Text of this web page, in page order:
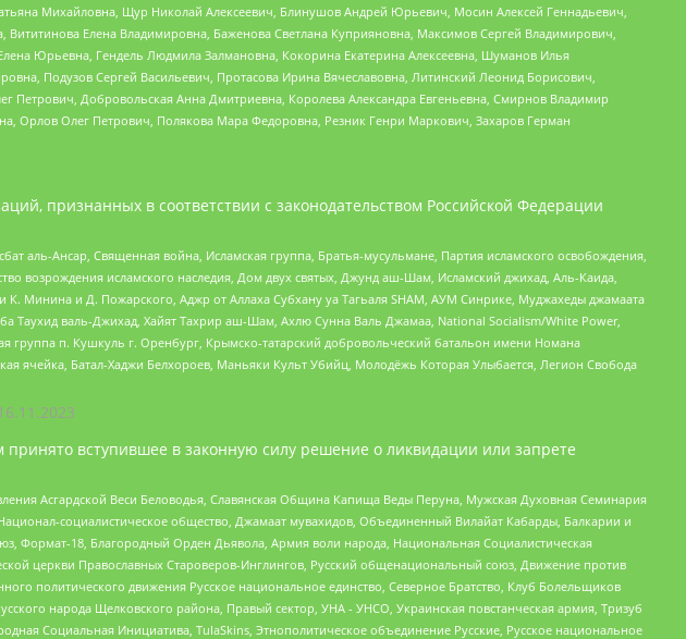
Михайловна, Щур Николай Алексеевич, Блинушов Андрей Юрьевич, Мосин Алексей Геннадьевич,
Елена Владимировна, Баженова Светлана Куприяновна, Максимов Сергей Владимирович,
Юрьевна, Гендель Людмила Залмановна, Кокорина Екатерина Алексеевна, Шуманов Илья
Подузов Сергей Васильевич, Протасова Ирина Вячеславовна, Литинский Леонид Борисович,
Добровольская Анна Дмитриевна, Королева Александра Евгеньевна, Смирнов Владимир
Орлов Олег Петрович, Полякова Мара Федоровна, Резник Генри Маркович, Захаров Герман
признанных в соответствии с законодательством Российской Федерации
аль-Ансар, Священная война, Исламская группа, Братья-мусульмане, Партия исламского освобождения,
возрождения исламского наследия, Дом двух святых, Джунд аш-Шам, Исламский джихад, Аль-Каида,
Минина и Д. Пожарского, Аджр от Аллаха Субхану уа Тагьаля SHAM, АУМ Синрике, Муджахеды джамаата
Таухид валь-Джихад, Хайят Тахрир аш-Шам, Ахлю Сунна Валь Джамаа, National Socialism/White Power,
группа п. Кушкуль г. Оренбург, Крымско-татарский добровольческий батальон имени Номана
ячейка, Батал-Хаджи Белхороев, Маньяки Культ Убийц, Молодёжь Которая Улыбается, Легион Свобода
вступившее в законную силу решение о ликвидации или запрете
Асгардской Веси Беловодья, Славянская Община Капища Веды Перуна, Мужская Духовная Семинария
социалистическое общество, Джамаат мувахидов, Объединенный Вилайат Кабарды, Балкарии и
Формат-18, Благородный Орден Дьявола, Армия воли народа, Национальная Социалистическая
церкви Православных Староверов-Инглингов, Русский общенациональный союз, Движение против
политического движения Русское национальное единство, Северное Братство, Клуб Болельщиков
народа Щелковского района, Правый сектор, УНА - УНСО, Украинская повстанческая армия, Тризуб
Социальная Инициатива, TulaSkins, Этнополитическое объединение Русские, Русское национальное